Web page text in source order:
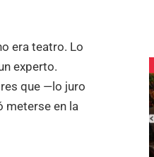
era teatro. Lo
experto.
que —lo juro
meterse en la